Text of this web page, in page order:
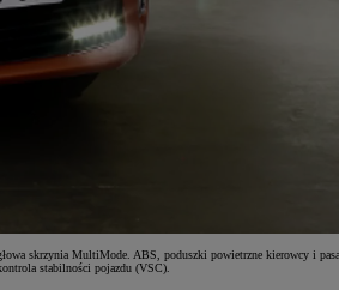
skrzynia MultiMode. ABS, poduszki powietrzne kierowcy i
stabilności pojazdu (VSC).